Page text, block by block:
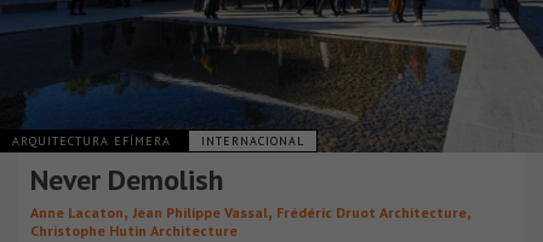
ARQUITECTURA EFÍMERA INTERNACIONAL
Never Demolish
Anne Lacaton, Jean Philippe Vassal, Frédéric Druot Architecture,
Christophe Hutin Architecture